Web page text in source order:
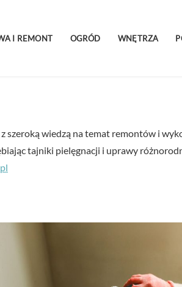
I REMONT OGRÓD WNĘTRZA
szeroką wiedzą na temat remontów i
tajniki pielęgnacji i uprawy